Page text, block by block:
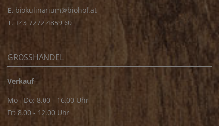
E. biokulinarium@biohof.at
T. +43 7272 4859 60
GROSSHANDEL
Verkauf
Mo - Do: 8.00 - 16.00 Uhr
Fr: 8.00 - 12.00 Uhr